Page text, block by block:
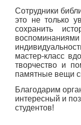
Сотрудники
это не только
сохранить
мастер-класс
творчество и
памятные вещи
Благодарим
интересный и
студентов!